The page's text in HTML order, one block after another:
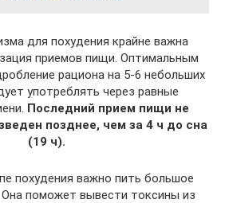
для похудения крайне важна
приемов пищи. Оптимальным
рациона на 5-6 небольших
употреблять через равные
Последний прием пищи не
позднее, чем за 4 ч до сна
(19 ч).
похудения важно пить большое
поможет вывести токсины из